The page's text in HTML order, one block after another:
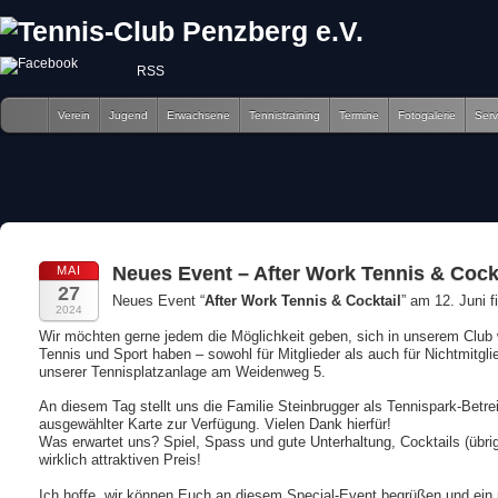
RSS
Verein Jugend Erwachsene Tennistraining Termine Fotogalerie
MAI
27
2024
Neues Event – After Work Tennis &
Neues Event “After Work Tennis & Cocktail ” am 12. Juni
Wir möchten gerne jedem die Möglichkeit geben, sich in unserem
Tennis und Sport haben – sowohl für Mitglieder als auch für
unserer Tennisplatzanlage am Weidenweg 5.
An diesem Tag stellt uns die Familie Steinbrugger als Tennispark-
ausgewählter Karte zur Verfügung. Vielen Dank hierfür!
Was erwartet uns? Spiel, Spass und gute Unterhaltung, Cocktails
wirklich attraktiven Preis!